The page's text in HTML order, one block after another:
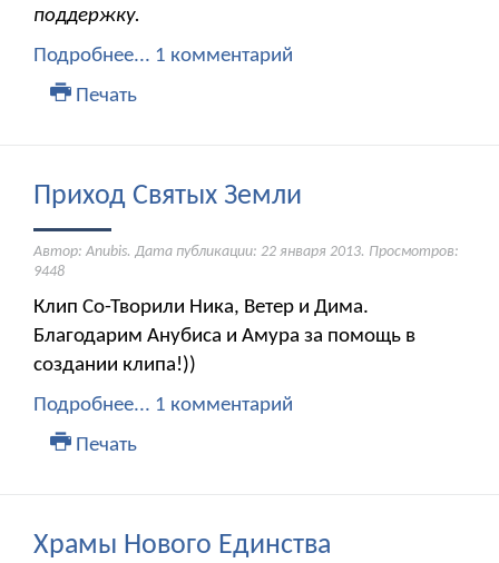
поддержку.
Подробнее... 1 комментарий
Печать
Приход Святых Земли
Автор: Anubis. Дата публикации: 22 января 2013. Просмотров:
9448
Клип Со-Творили Ника, Ветер и Дима.
Благодарим Анубиса и Амура за помощь в
создании клипа!))
Подробнее... 1 комментарий
Печать
Храмы Нового Единства